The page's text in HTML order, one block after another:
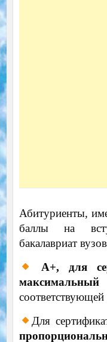
Абитуриенты,
баллы на
бакалавриат
A+, для
соответствующей
Для